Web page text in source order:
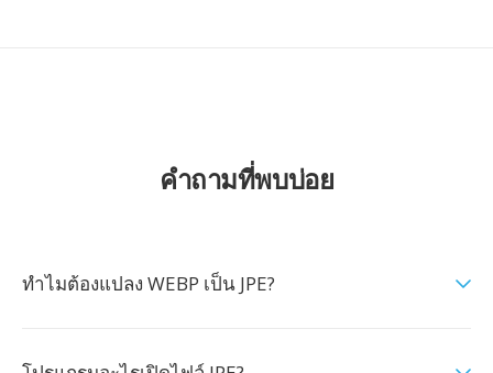
คำถามที่พบบ่อย
ทำไมต้องแปลง WEBP เป็น JPE?